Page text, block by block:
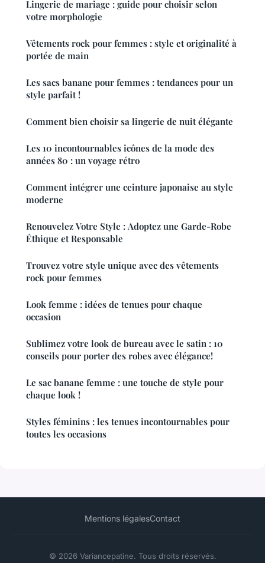
Lingerie de mariage : guide pour choisir selon
votre morphologie
Vêtements rock pour femmes : style et originalité à
portée de main
Les sacs banane pour femmes : tendances pour un
style parfait !
Comment bien choisir sa lingerie de nuit élégante
Les 10 incontournables icônes de la mode des
années 80 : un voyage rétro
Comment intégrer une ceinture japonaise au style
moderne
Renouvelez Votre Style : Adoptez une Garde-Robe
Éthique et Responsable
Trouvez votre style unique avec des vêtements
rock pour femmes
Look femme : idées de tenues pour chaque
occasion
Sublimez votre look de bureau avec le satin : 10
conseils pour porter des robes avec élégance!
Le sac banane femme : une touche de style pour
chaque look !
Styles féminins : les tenues incontournables pour
toutes les occasions
Mentions légalesContact
© 2026 Variancepatine. Tous droits réservés.